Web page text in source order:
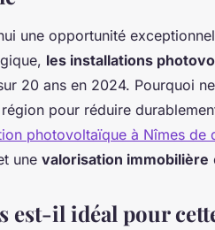
une opportunité
les installations
20 ans en 2024. Pourquoi
pour réduire
photovoltaïque à Nîmes de
une valorisation immobilière
il idéal pour